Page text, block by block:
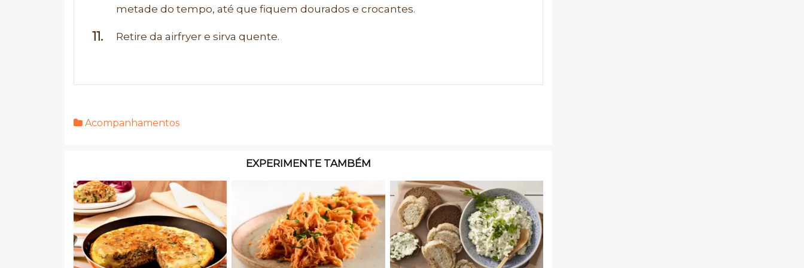
metade do tempo, até que fiquem dourados e crocantes.
Retire da airfryer e sirva quente.
Acompanhamentos
EXPERIMENTE TAMBÉM